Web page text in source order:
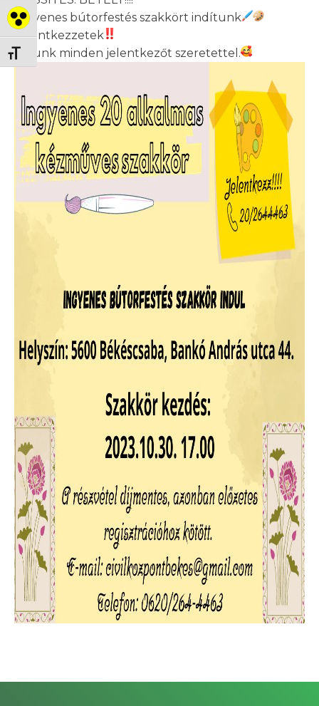
Nagy kontraszt váltása
Betűméret váltása
Ingyenes bútorfestés szakkört indítunk
Jelentkezzetek
Várunk minden jelentkezőt szeretettel.